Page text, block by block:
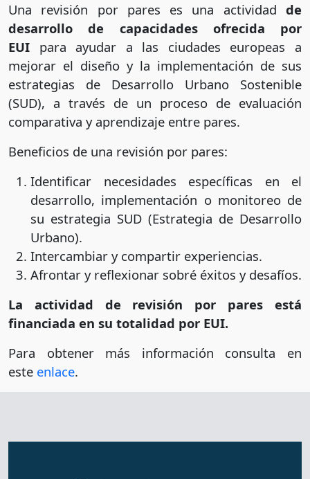
Una revisión por pares es una actividad de
desarrollo de capacidades ofrecida por
EUI para ayudar a las ciudades europeas a
mejorar el diseño y la implementación de sus
estrategias de Desarrollo Urbano Sostenible
(SUD), a través de un proceso de evaluación
comparativa y aprendizaje entre pares.
Beneficios de una revisión por pares:
Identificar necesidades específicas en el
desarrollo, implementación o monitoreo de
su estrategia SUD (Estrategia de Desarrollo
Urbano).
Intercambiar y compartir experiencias.
Afrontar y reflexionar sobré éxitos y desafíos.
La actividad de revisión por pares está
financiada en su totalidad por EUI.
Para obtener más información consulta en
este enlace.